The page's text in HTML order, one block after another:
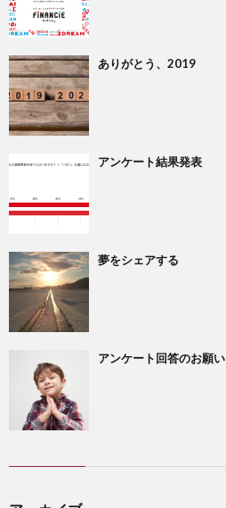
ありがとう、2019
アンケート結果発表
夢をシェアする
アンケート回答のお願い